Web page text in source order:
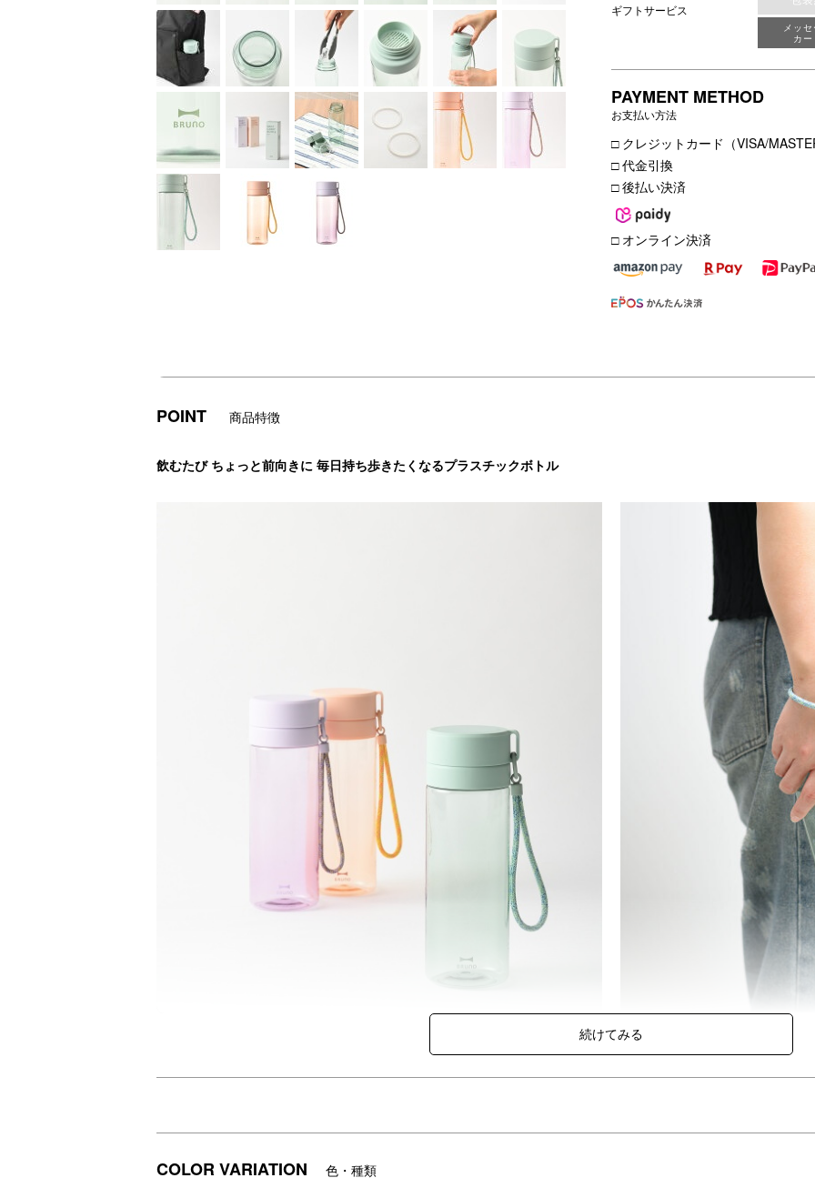
ギフトサービス
メッ
カ
PAYMENT METHOD
お支払い方法
□ クレジットカード（VISA/
□ 代金引換
□ 後払い決済
□ オンライン決済
POINT 商品特徴
飲むたび ちょっと前向きに 毎日持ち歩きたくなるプラスチックボトル
COLOR VARIATION 色・種類